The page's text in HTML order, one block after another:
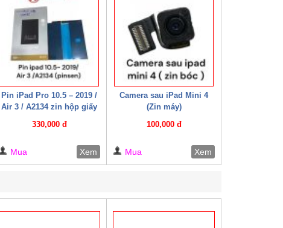
Pin iPad Pro 10.5 – 2019 /
Air 3 / A2134 zin hộp giấy
330,000 đ
Mua Xem
Camera sau iPad Mini 4
(Zin máy)
100,000 đ
Mua Xem